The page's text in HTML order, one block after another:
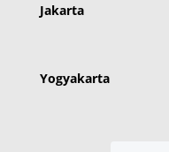
Jakarta
Yogyakarta